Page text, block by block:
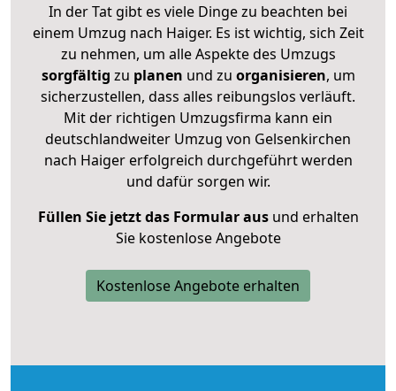
In der Tat gibt es viele Dinge zu beachten bei
einem Umzug nach Haiger. Es ist wichtig, sich Zeit
zu nehmen, um alle Aspekte des Umzugs
sorgfältig zu planen und zu organisieren, um
sicherzustellen, dass alles reibungslos verläuft.
Mit der richtigen Umzugsfirma kann ein
deutschlandweiter Umzug von Gelsenkirchen
nach Haiger erfolgreich durchgeführt werden
und dafür sorgen wir.
Füllen Sie jetzt das Formular ausund erhalten
Sie kostenlose Angebote
Kostenlose Angebote erhalten